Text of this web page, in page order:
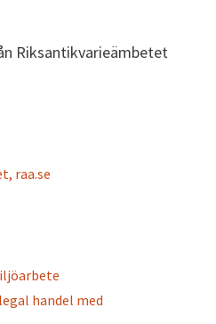
Riksantikvarieämbetet
raa.se
handel med